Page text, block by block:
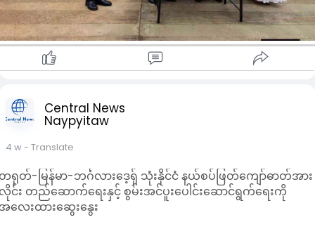
Central News
Naypyitaw
4 w- Translate
ရုတ်-မြန်မာ-ဘင်္ဂလားဒေ့ရှ် သုံးနိုင်ငံ နယ်စပ်ဖြတ်ကျော်ဓာတ်အား
င်း တည်ဆောက်ရေးနှင့် စွမ်းအင်ပူးပေါင်းဆောင်ရွက်ရေးကို
လေးထားဆွေးနွေး